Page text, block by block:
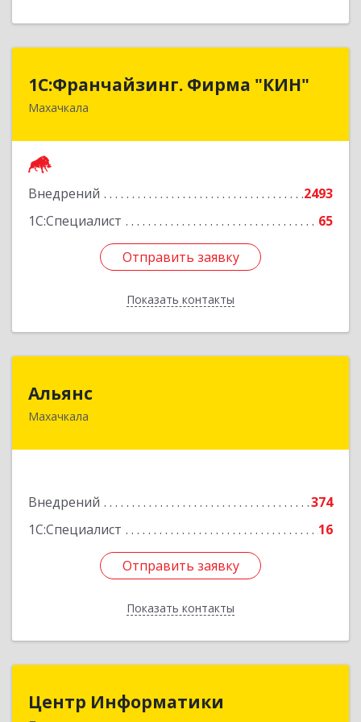
1С:Франчайзинг. Фирма "КИН"
Махачкала
Внедрений
2493
1С:Специалист
65
Отправить заявку
Показать контакты
1С:Франчайзинг. Фирма "КИН"
367030, Дагестан Респ, Махачкала г, И.Казака
Отправить заявку
Назад
Альянс
Махачкала
Внедрений
374
1С:Специалист
16
Отправить заявку
Показать контакты
368000, Дагестан Респ, Махачкала г, Петра
Отправить заявку
Назад
Центр Информатики